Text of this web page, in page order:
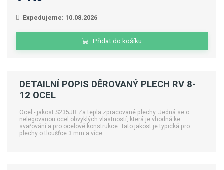
Expedujeme: 10.08.2026
Přidat do košíku
DETAILNÍ POPIS DĚROVANÝ PLECH RV 8-
12 OCEL
Ocel - jakost S235JR Za tepla zpracované plechy. Jedná se o
nelegovanou ocel obvyklých vlastností, která je vhodná ke
svařování a pro ocelové konstrukce. Tato jakost je typická pro
plechy o tloušťce 3 mm a více.